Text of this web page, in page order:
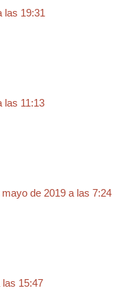
las 19:31
las 11:13
mayo de 2019 a las 7:24
las 15:47